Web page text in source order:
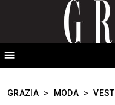
GRAZIA > MODA > VESTI